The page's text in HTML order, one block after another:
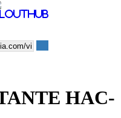
HAC-